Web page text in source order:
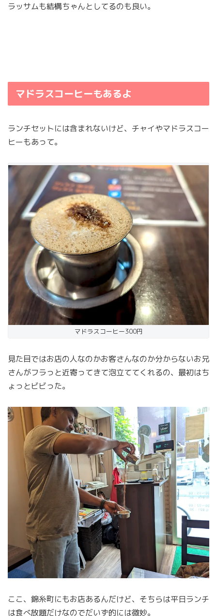
ラッサムも結構ちゃんとしてるのも良い。
マドラスコーヒーもあるよ
ランチセットには含まれないけど、チャイやマドラスコー
ヒーもあって。
マドラスコーヒー300円
見た目ではお店の人なのかお客さんなのか分からないお兄
さんがフラっと近寄ってきて泡立ててくれるの、最初はち
ょっとビビった。
ここ、錦糸町にもお店あるんだけど、そちらは平日ランチ
は食べ放題だけなのでだいず的には微妙。